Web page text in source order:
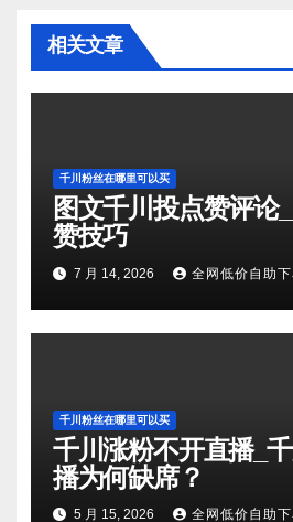
相关文章
千川粉丝在哪里可以买
图文千川投点赞评论
赞技巧
7 月 14, 2026 全网低价自助
千川粉丝在哪里可以买
千川涨粉不开直播_
播为何缺席？
5 月 15, 2026 全网低价自助